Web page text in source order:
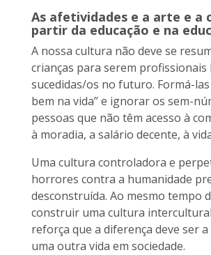
As afetividades e a arte e a
partir da educação e na
A nossa cultura não deve se
crianças para serem profissionais
sucedidas/os no futuro. Formá-las
bem na vida’’ e ignorar os sem-
pessoas que não têm acesso à
à moradia, a salário decente, à
Uma cultura controladora e
horrores contra a humanidade
desconstruída. Ao mesmo tempo
construir uma cultura
reforça que a diferença deve ser
uma outra vida em sociedade.